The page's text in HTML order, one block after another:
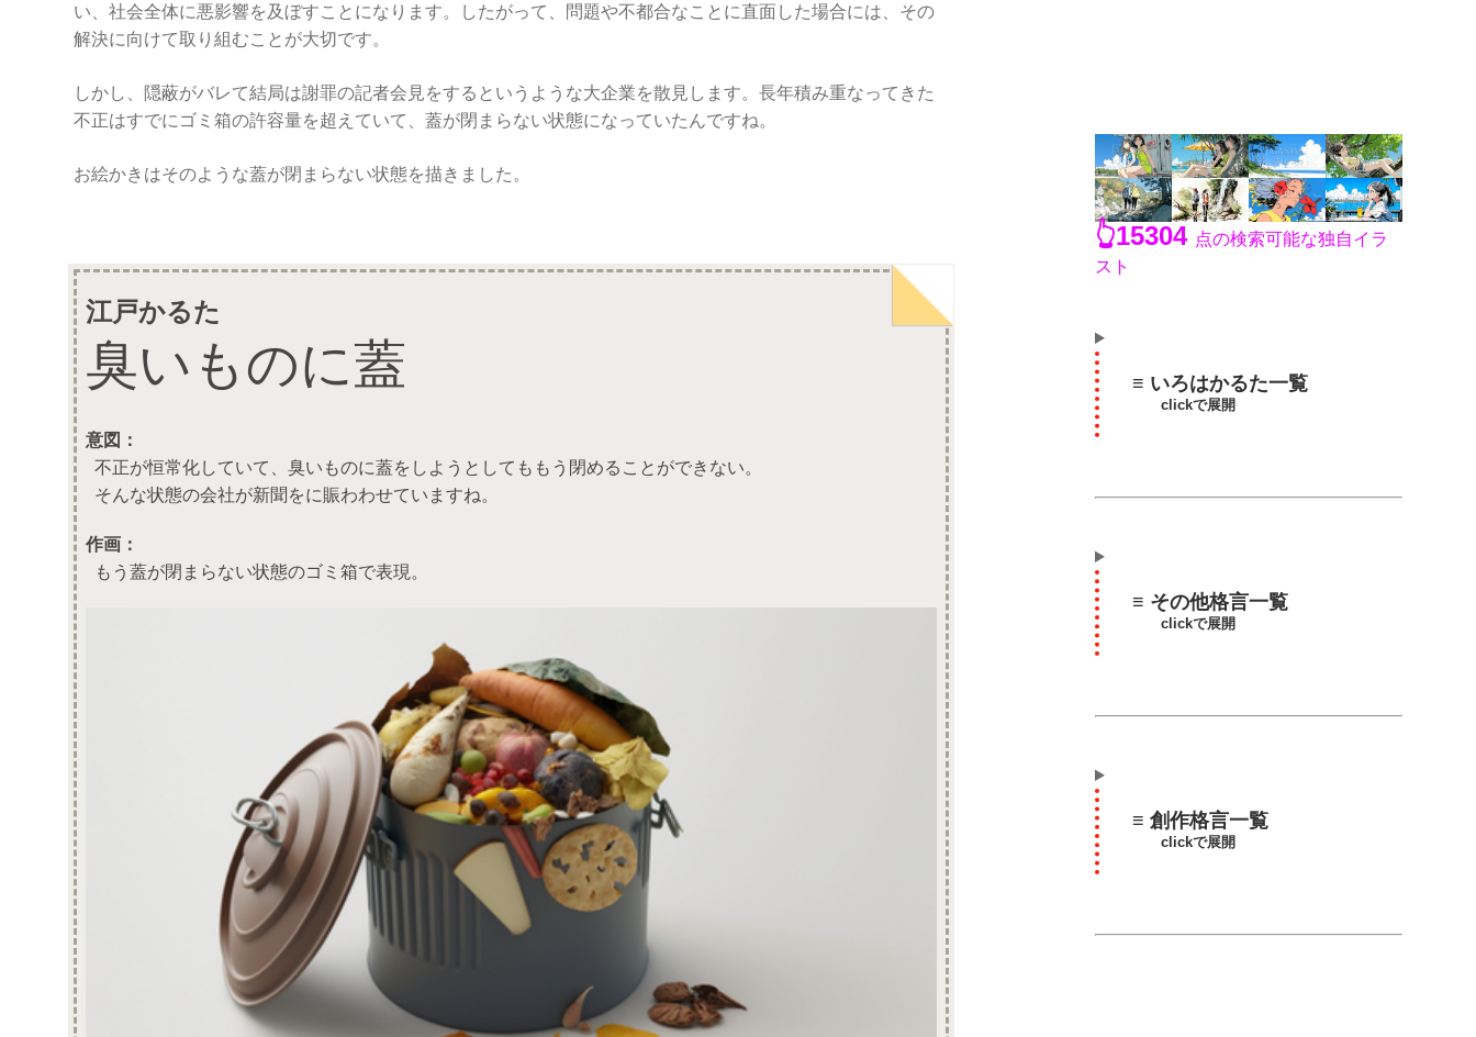
い、社会全体に悪影響を及ぼすことになります。したがって、問題や不都合なことに直面した場合には、その
解決に向けて取り組むことが大切です。
しかし、隠蔽がバレて結局は謝罪の記者会見をするというような大企業を散見します。長年積み重なってきた
不正はすでにゴミ箱の許容量を超えていて、蓋が閉まらない状態になっていたんですね。
お絵かきはそのような蓋が閉まらない状態を描きました。
江戸かるた
臭いものに蓋
意図：
不正が恒常化していて、臭いものに蓋をしようとしてももう閉めることができない。
そんな状態の会社が新聞をに賑わわせていますね。
作画：
もう蓋が閉まらない状態のゴミ箱で表現。
👆15304 点の検索可能な独自イラ
スト
≡ いろはかるた一覧
clickで展開
≡ その他格言一覧
clickで展開
≡ 創作格言一覧
clickで展開